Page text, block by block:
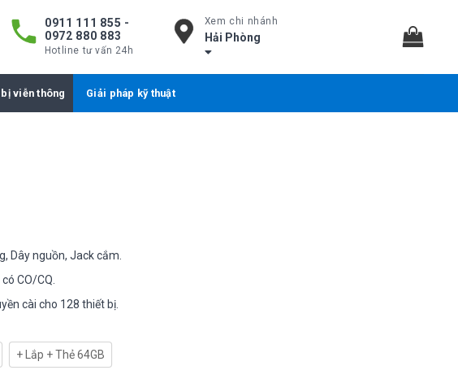
0911 111 855 -
0972 880 883
Hotline tư vấn 24h
Xem chi nhánh
Hải Phòng
viễn thông Giải pháp kỹ thuật
Dây nguồn, Jack cắm.
CO/CQ.
cài cho 128 thiết bị.
+ Lắp + Thẻ 64GB